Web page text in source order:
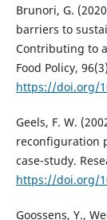
Brunori, G.
barriers to
Contributing to
Food Policy,
https://doi.org/
Geels, F. W.
reconfiguration
case-study.
https://doi.org/
Goossens, Y.,